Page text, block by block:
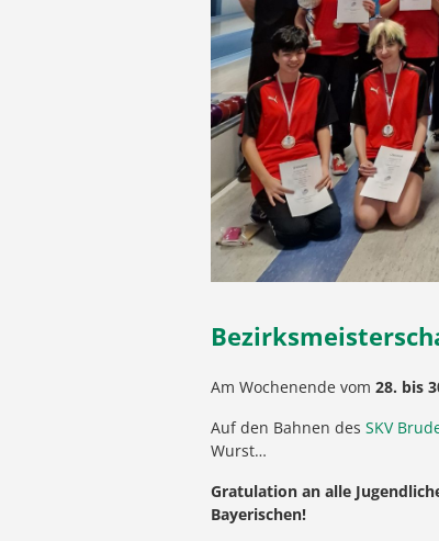
Am Wochenende vom 28. bis
Auf den Bahnen des SKV
Wurst…
Gratulation an alle
Bayerischen!